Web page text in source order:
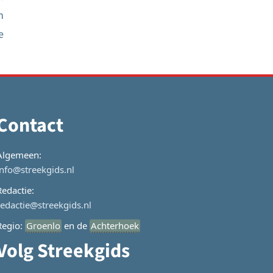
Groenlo en de Achterhoek
Streekgids